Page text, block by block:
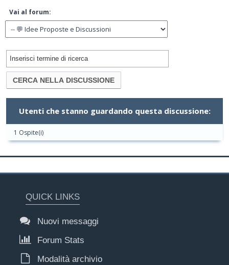
Vai al forum:
Utenti che stanno guardando questa discussione:
1 Ospite(i)
QUICK LINKS
Nuovi messaggi
Forum Stats
Modalità archivio